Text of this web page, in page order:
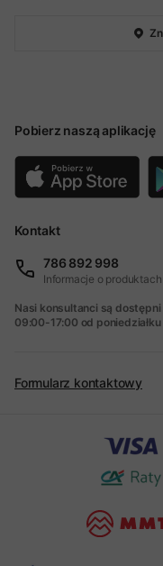
Pobierz naszą aplikację
Kontakt
786 892 998
Informacje o produktach
Nasi konsultanci są
09:00-17:00 od
Formularz kontaktowy